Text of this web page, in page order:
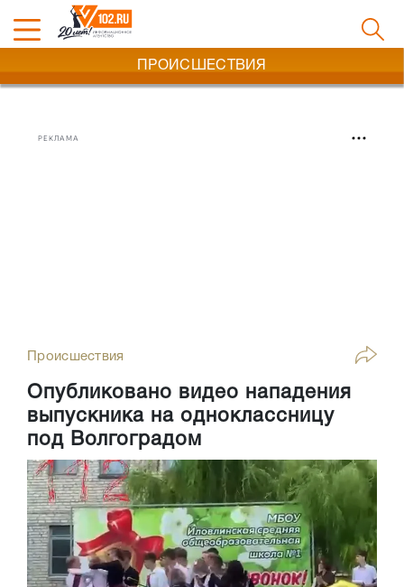
ПРОИСШЕСТВИЯ
РЕКЛАМА
Происшествия
Опубликовано видео нападения
выпускника на одноклассницу
под Волгоградом